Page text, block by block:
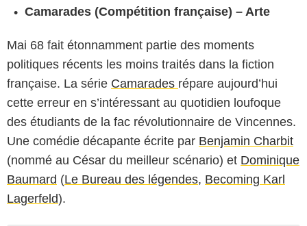
Camarades (Compétition française) – Arte
Mai 68 fait étonnamment partie des moments
politiques récents les moins traités dans la fiction
française. La série Camarades répare aujourd’hui
cette erreur en s’intéressant au quotidien loufoque
des étudiants de la fac révolutionnaire de Vincennes.
Une comédie décapante écrite par Benjamin Charbit
(nommé au César du meilleur scénario) et Dominique
Baumard (Le Bureau des légendes, Becoming Karl
Lagerfeld).